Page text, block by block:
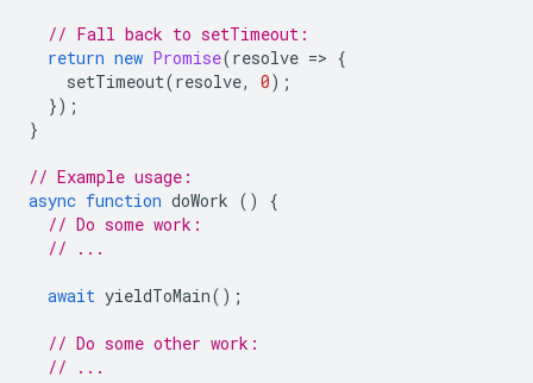
// Fall back to setTimeout:
return new Promise(resolve => {
setTimeout(resolve, 0);
});
}
// Example usage:
async function doWork ()
{
// Do some work:
// ...
await yieldToMain();
// Do some other work:
// ...